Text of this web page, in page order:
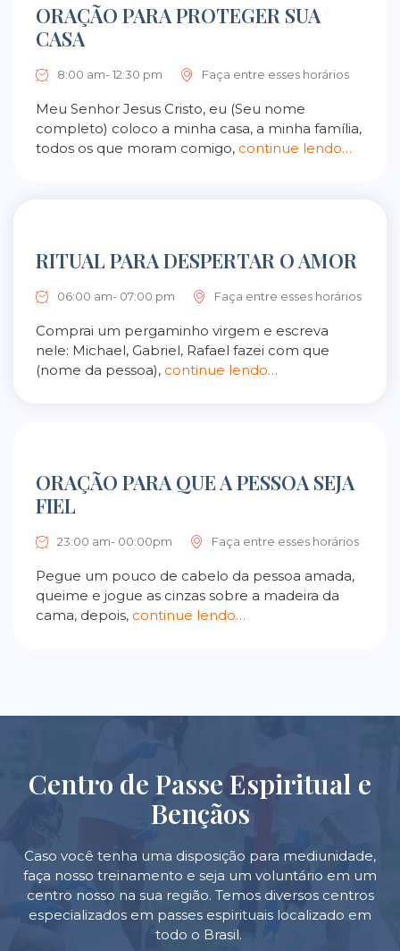
ORAÇÃO PARA PROTEGER SUA
CASA
8:00 am- 12:30 pm Faça entre esses horários
Meu Senhor Jesus Cristo, eu (Seu nome
completo) coloco a minha casa, a minha família,
todos os que moram comigo, continue lendo…
RITUAL PARA DESPERTAR O AMOR
06:00 am- 07:00 pm Faça entre esses horários
Comprai um pergaminho virgem e escreva
nele: Michael, Gabriel, Rafael fazei com que
(nome da pessoa), continue lendo…
ORAÇÃO PARA QUE A PESSOA SEJA
FIEL
23:00 am- 00:00pm Faça entre esses horários
Pegue um pouco de cabelo da pessoa amada,
queime e jogue as cinzas sobre a madeira da
cama, depois, continue lendo…
Centro de Passe Espiritual e
Bençãos
Caso você tenha uma disposição para mediunidade,
faça nosso treinamento e seja um voluntário em um
centro nosso na sua região. Temos diversos centros
especializados em passes espirituais localizado em
todo o Brasil.